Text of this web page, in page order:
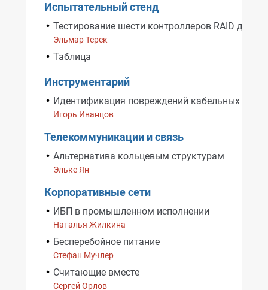
Испытательный стенд
Тестирование шести контроллеров RAID для
Эльмар Терек
Таблица
Инструментарий
Идентификация повреждений кабельных
Игорь Иванцов
Телекоммуникации и связь
Альтернатива кольцевым структурам
Эльке Ян
Корпоративные сети
ИБП в промышленном исполнении
Наталья Жилкина
Бесперебойное питание
Стефан Мучлер
Считающие вместе
Сергей Орлов